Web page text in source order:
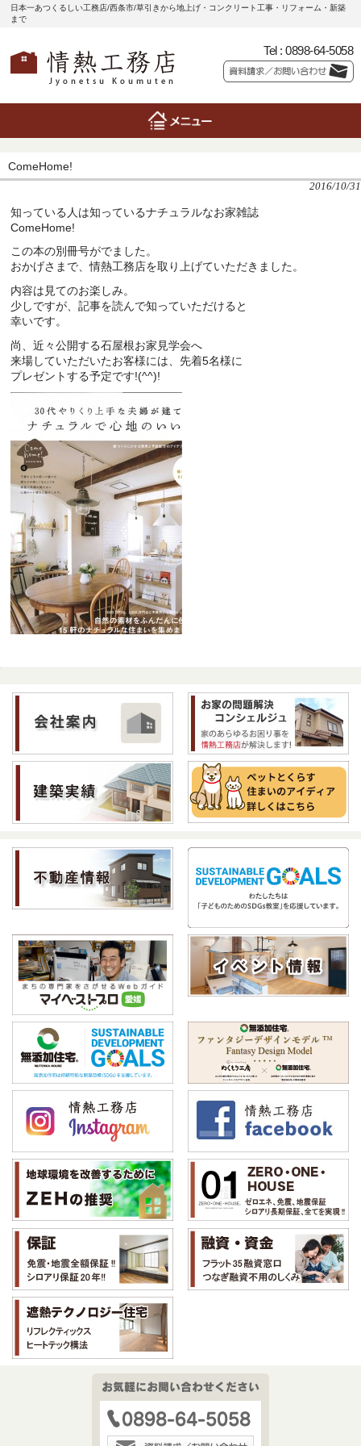
日本一あつくるしい工務店/西条市/草引きから地上げ・コンクリート工事・リフォーム・新築
まで
Tel : 0898-64-5058
ComeHome!
2016/10/31
知っている人は知っているナチュラルなお家雑誌
ComeHome!
この本の別冊号がでました。
おかげさまで、情熱工務店を取り上げていただきました。
内容は見てのお楽しみ。
少しですが、記事を読んで知っていただけると
幸いです。
尚、近々公開する石屋根お家見学会へ
来場していただいたお客様には、先着5名様に
プレゼントする予定です!(^^)!